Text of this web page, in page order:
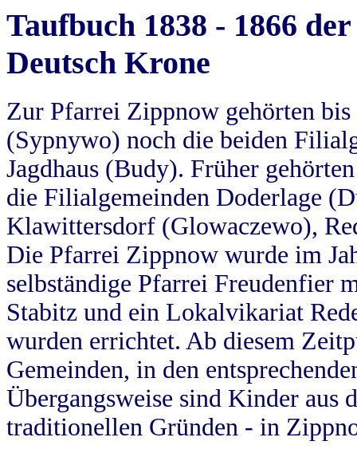
Taufbuch 1838 - 1866
Deutsch Krone
Zur Pfarrei Zippnow gehörten
(Sypnywo) noch die beiden
Jagdhaus (Budy). Früher
die Filialgemeinden Doderlage
Klawittersdorf (Glowaczewo),
Die Pfarrei Zippnow wurde im
selbständige Pfarrei Freudenfier
Stabitz und ein Lokalvikariat
wurden errichtet. Ab diesem
Gemeinden, in den
Übergangsweise sind Kinder aus
traditionellen Gründen - in